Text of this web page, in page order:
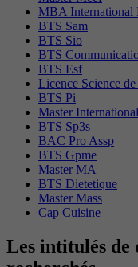
MBA International
BTS Sam
BTS Sio
BTS
BTS Esf
Licence Science
BTS Pi
Master
BTS Sp3s
BAC Pro Assp
BTS Gpme
Master MA
BTS Dietetique
Master Mass
Cap Cuisine
Les intitulés de